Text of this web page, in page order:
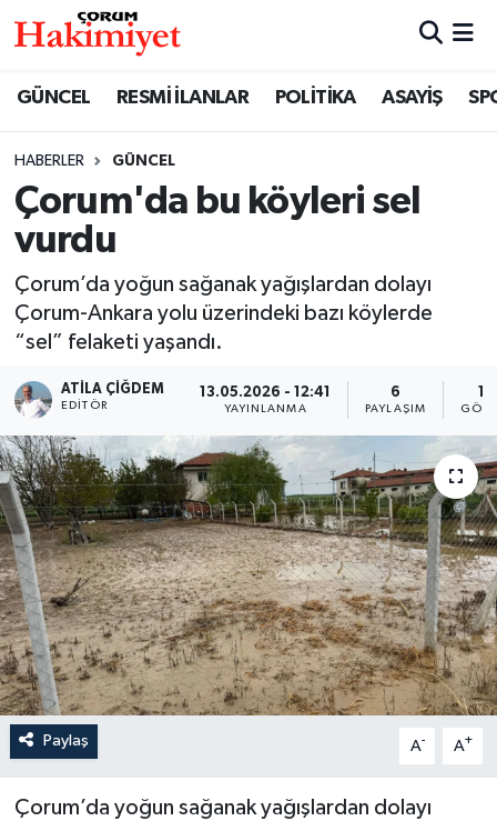
GÜNCEL RESMİ İLANLAR POLİTİKA ASAYİŞ
HABERLER GÜNCEL
Çorum'da bu köyleri sel
vurdu
Çorum’da yoğun sağanak yağışlardan dolayı
Çorum-Ankara yolu üzerindeki bazı köylerde
“sel” felaketi yaşandı.
ATILA ÇIĞDEM
EDITÖR
13.05.2026 - 12:41
YAYINLANMA
6
PAYLAŞIM
Paylaş A- A+
Çorum’da yoğun sağanak yağışlardan dolayı
SAĞLIK
ASAYİŞ
EKONOMİ
EĞİTİM
İLÇELER
OTOPARK
TEKNOLOJİ
Nöbetçi Eczaneler
Çorum Namaz Vakitleri
Trafik Durumu
Süper Lig Puan Durumu ve Fikstür
Haber Arşivi